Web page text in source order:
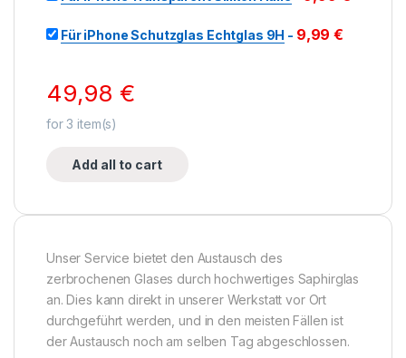
Für iPhone Schutzglas Echtglas 9H - 9,99€
49,98€
for3 item(s)
Add all to cart
Unser Service bietet den Austausch des
zerbrochenen Glases durch hochwertiges Saphirglas
an. Dies kann direkt in unserer Werkstatt vor Ort
durchgeführt werden, und in den meisten Fällen ist
der Austausch noch am selben Tag abgeschlossen.